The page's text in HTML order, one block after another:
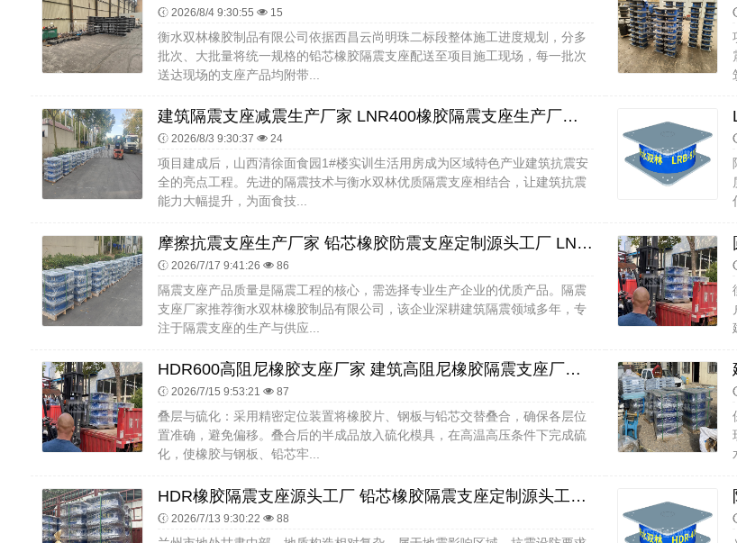
2026/8/4 9:30:55 15
衡水双林橡胶制品有限公司依据西昌云尚明珠二标段整体施工进度规划，分多
批次、大批量将统一规格的铅芯橡胶隔震支座配送至项目施工现场，每一批次
送达现场的支座产品均附带...
建筑隔震支座减震生产厂家 LNR400橡胶隔震支座生产厂家 建筑铅芯橡胶隔震支座(LRB800)厂家
2026/8/3 9:30:37 24
项目建成后，山西清徐面食园1#楼实训生活用房成为区域特色产业建筑抗震安
全的亮点工程。先进的隔震技术与衡水双林优质隔震支座相结合，让建筑抗震
能力大幅提升，为面食技...
摩擦抗震支座生产厂家 铅芯橡胶防震支座定制源头工厂 LNR700支座
2026/7/17 9:41:26 86
隔震支座产品质量是隔震工程的核心，需选择专业生产企业的优质产品。隔震
支座厂家推荐衡水双林橡胶制品有限公司，该企业深耕建筑隔震领域多年，专
注于隔震支座的生产与供应...
HDR600高阻尼橡胶支座厂家 建筑高阻尼橡胶隔震支座厂家 高承载力隔震支座
2026/7/15 9:53:21 87
叠层与硫化：采用精密定位装置将橡胶片、钢板与铅芯交替叠合，确保各层位
置准确，避免偏移。叠合后的半成品放入硫化模具，在高温高压条件下完成硫
化，使橡胶与钢板、铅芯牢...
HDR橡胶隔震支座源头工厂 铅芯橡胶隔震支座定制源头工厂 橡胶隔震支座LRB800生产厂家
2026/7/13 9:30:22 88